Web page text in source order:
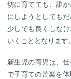
切に育てても、誰
にしようとしても
少しでも良くしな
いくこととなります。
新生児の育児は、
で子育ての苦楽を